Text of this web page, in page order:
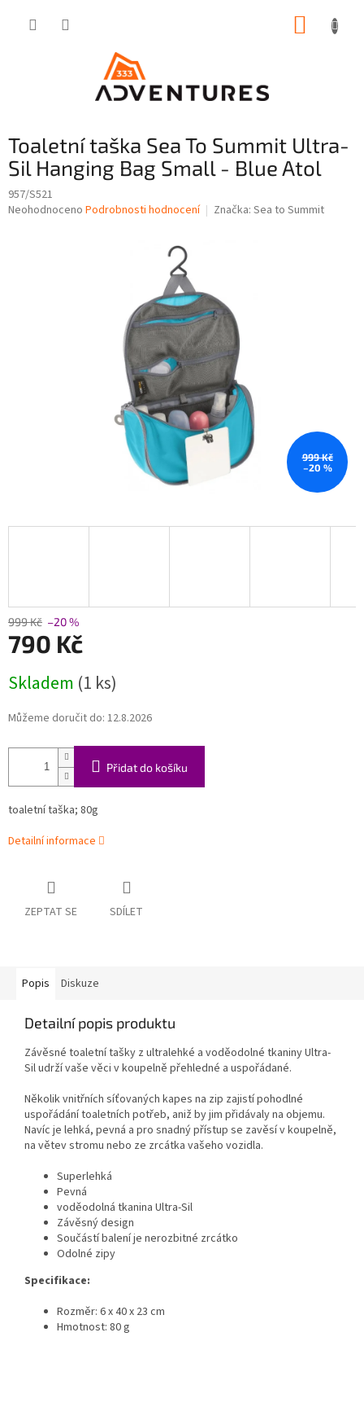
Toaletní taška Sea To Summit Ultra-
Sil Hanging Bag Small - Blue Atol
957/S521
Průměrné
Neohodnoceno Podrobnosti hodnocení Značka: Sea to Summit
999 Kč
–20 %
999 Kč –20 %
790 Kč
cena:
Skladem (1 ks)
Můžeme doručit do: 12.8.2026
Přidat do košíku
toaletní taška; 80g
Detailní informace
ZEPTAT SE SDÍLET
Popis Diskuze
Detailní popis produktu
Závěsné toaletní tašky z ultralehké a voděodolné tkaniny Ultra-
Sil udrží vaše věci v koupelně přehledné a uspořádané.
Několik vnitřních síťovaných kapes na zip zajistí pohodlné
uspořádání toaletních potřeb, aniž by jim přidávaly na objemu.
Navíc je lehká, pevná a pro snadný přístup se zavěsí v koupelně,
na větev stromu nebo ze zrcátka vašeho vozidla.
Superlehká
Pevná
voděodolná tkanina Ultra-Sil
Závěsný design
Součástí balení je nerozbitné zrcátko
Odolné zipy
Specifikace:
Rozměr: 6 x 40 x 23 cm
Hmotnost: 80 g